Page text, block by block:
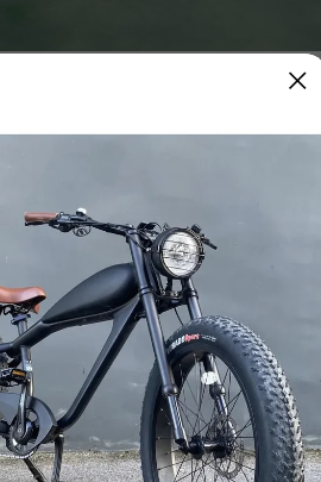
you to effortlessly go much
swimming against the current or
air.